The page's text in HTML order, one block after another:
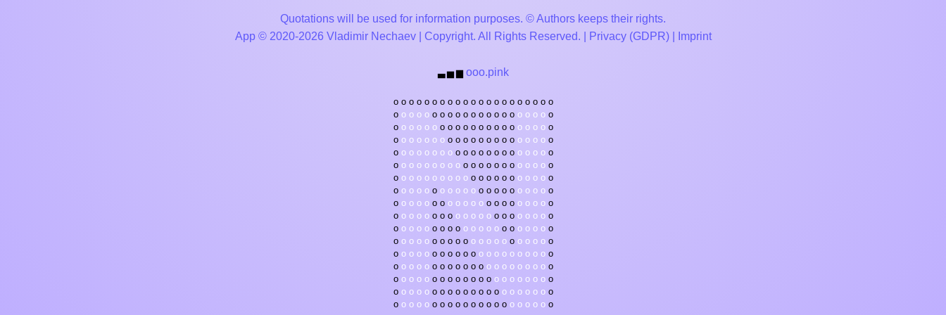
Quotations will be used for information purposes. © Authors keeps their rights.
App © 2020-2026 Vladimir Nechaev | Copyright. All Rights Reserved. |
Privacy (GDPR)| Imprint
▃ ▅ ▆ ooo.pink
o o o o o o o o o o o o o o o o o o o o o
o o o o o o o o o o o o o o o o o o o o o
o o o o o o o o o o o o o o o o o o o o o
o o o o o o o o o o o o o o o o o o o o o
o o o o o o o o o o o o o o o o o o o o o
o o o o o o o o o o o o o o o o o o o o o
o o o o o o o o o o o o o o o o o o o o o
o o o o o o o o o o o o o o o o o o o o o
o o o o o o o o o o o o o o o o o o o o o
o o o o o o o o o o o o o o o o o o o o o
o o o o o o o o o o o o o o o o o o o o o
o o o o o o o o o o o o o o o o o o o o o
o o o o o o o o o o o o o o o o o o o o o
o o o o o o o o o o o o o o o o o o o o o
o o o o o o o o o o o o o o o o o o o o o
o o o o o o o o o o o o o o o o o o o o o
o o o o o o o o o o o o o o o o o o o o o